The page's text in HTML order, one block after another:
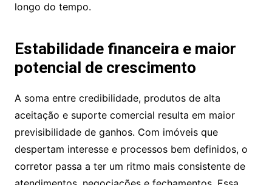
longo do tempo.
Estabilidade financeira e maior
potencial de crescimento
A soma entre credibilidade, produtos de alta
aceitação e suporte comercial resulta em maior
previsibilidade de ganhos. Com imóveis que
despertam interesse e processos bem definidos, o
corretor passa a ter um ritmo mais consistente de